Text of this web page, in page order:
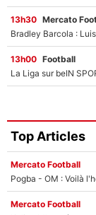
13h30 Mercato
13h00 Football
Top Articles
Mercato Football
Pogba - OM : Voilà
Mercato Football